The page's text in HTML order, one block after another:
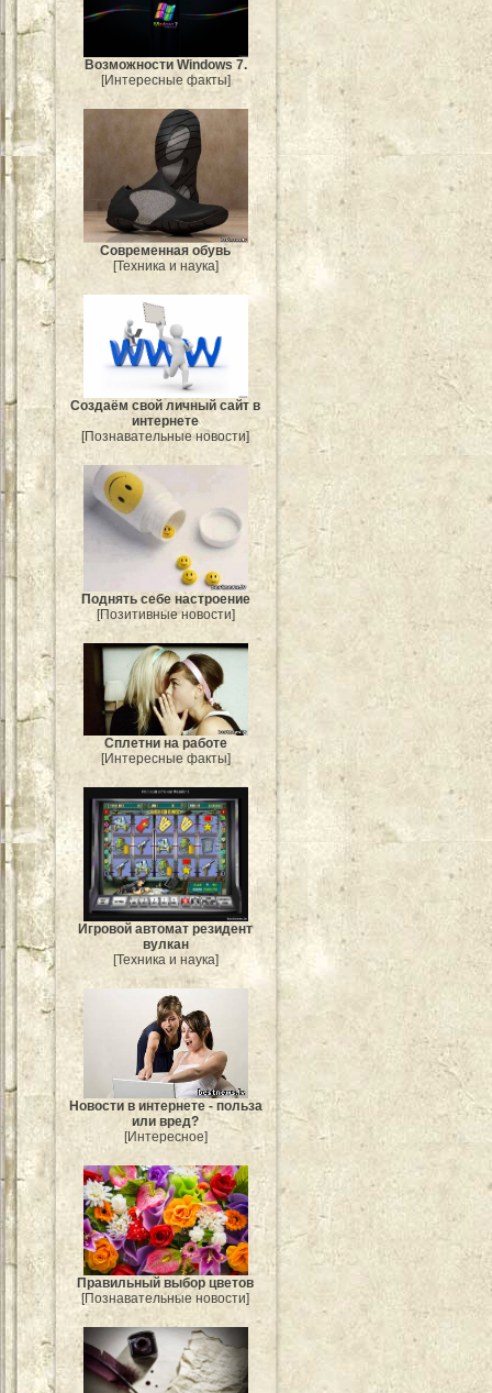
Возможности Windows 7.
[Интересные факты]
Современная обувь
[Техника и наука]
Создаём свой личный сайт в
интернете
[Познавательные новости]
Поднять себе настроение
[Позитивные новости]
Сплетни на работе
[Интересные факты]
Игровой автомат резидент
вулкан
[Техника и наука]
Новости в интернете - польза
или вред?
[Интересное]
Правильный выбор цветов
[Познавательные новости]